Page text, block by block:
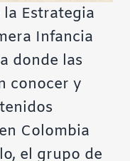
Estrategia
Infancia
donde las
conocer y
Colombia
el grupo de